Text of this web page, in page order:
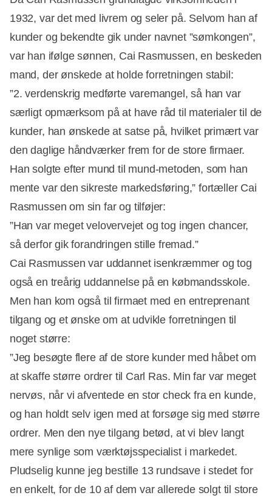
1932, var det med livrem og seler på. Selvom han af
kunder og bekendte gik under navnet ”sømkongen”,
var han ifølge sønnen, Cai Rasmussen, en beskeden
mand, der ønskede at holde forretningen stabil:
”2. verdenskrig medførte varemangel, så han var
særligt opmærksom på at have råd til materialer til de
kunder, han ønskede at satse på, hvilket primært var
den daglige håndværker frem for de store firmaer.
Han solgte efter mund til mund-metoden, som han
mente var den sikreste markedsføring,” fortæller Cai
Rasmussen om sin far og tilføjer:
”Han var meget velovervejet og tog ingen chancer,
så derfor gik forandringen stille fremad.”
Cai Rasmussen var uddannet isenkræmmer og tog
også en treårig uddannelse på en købmandsskole.
Men han kom også til firmaet med en entreprenant
tilgang og et ønske om at udvikle forretningen til
noget større:
”Jeg besøgte flere af de store kunder med håbet om
at skaffe større ordrer til Carl Ras. Min far var meget
nervøs, når vi afventede en stor check fra en kunde,
og han holdt selv igen med at forsøge sig med større
ordrer. Men den nye tilgang betød, at vi blev langt
mere synlige som værktøjsspecialist i markedet.
Pludselig kunne jeg bestille 13 rundsave i stedet for
en enkelt, for de 10 af dem var allerede solgt til store